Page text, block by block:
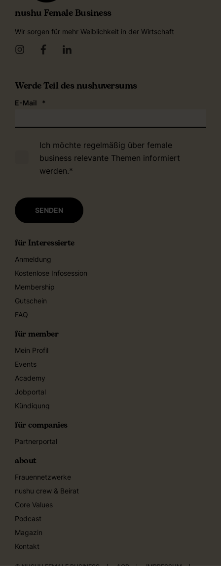
nushu Female Business
Wir sorgen für mehr Weiblichkeit in der Wirtschaft
Werde Teil des nushuversums
E-Mail *
Ich möchte regelmäßig über female
business relevante Themen informiert
werden.*
für Interessierte
Anmeldung
Kostenlose Infosession
Membership
Gutschein
FAQ
für member
Mein Profil
Events
Academy
Jobportal
Kündigung
für companies
Partnerportal
about
Frauennetzwerke
nushu crew & Beirat
Core Values
Podcast
Magazin
Kontakt
© NUSHU FEMALE BUSINESS AGB
IMPRESSUM